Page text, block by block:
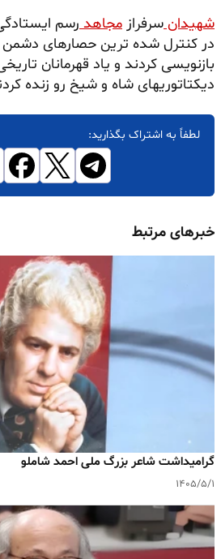
شهیدانسرفراز مجاهدرسم
در کنترل شده ترین حصارهای دشمن
بازنویسی کردند و یاد قهرمانان
دیکتاتوریهای شاه و شیخ رو زنده
لطفاً به اشتراک بگذارید:
خبرهای مرتبط
گرامیداشت شاعر بزرگ ملی احمد شاملو
۱۴۰۵/۵/۱